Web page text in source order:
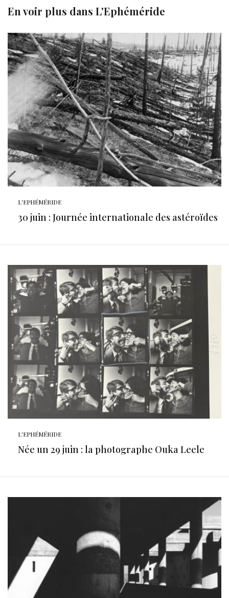
En voir plus dans L'Ephéméride
L'EPHÉMÉRIDE
30 juin : Journée internationale des astéroïdes
L'EPHÉMÉRIDE
Née un 29 juin : la photographe Ouka Leele